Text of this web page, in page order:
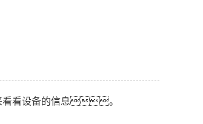
看看设备的信息。